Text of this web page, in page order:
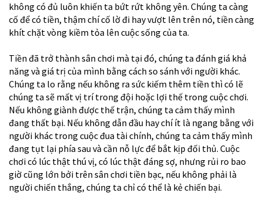
không có đủ luôn khiến ta bứt rứt không yên. Chúng ta càng
cố để có tiền, thậm chí cố lờ đi hay vượt lên trên nó, tiền càng
khít chặt vòng kiềm tỏa lên cuộc sống của ta.
Tiền đã trở thành sân chơi mà tại đó, chúng ta đánh giá khả
năng và giá trị của mình bằng cách so sánh với người khác.
Chúng ta lo rằng nếu không ra sức kiếm thêm tiền thì có lẽ
chúng ta sẽ mất vị trí trong đội hoặc lợi thế trong cuộc chơi.
Nếu không giành được thế trận, chúng ta cảm thấy mình
đang thất bại. Nếu không dẫn đầu hay chí ít là ngang bằng với
người khác trong cuộc đua tài chính, chúng ta cảm thấy mình
đang tụt lại phía sau và cần nỗ lực để bắt kịp đối thủ. Cuộc
chơi có lúc thật thú vị, có lúc thật đáng sợ, nhưng rủi ro bao
giờ cũng lớn bởi trên sân chơi tiền bạc, nếu không phải là
người chiến thắng, chúng ta chỉ có thể là kẻ chiến bại.